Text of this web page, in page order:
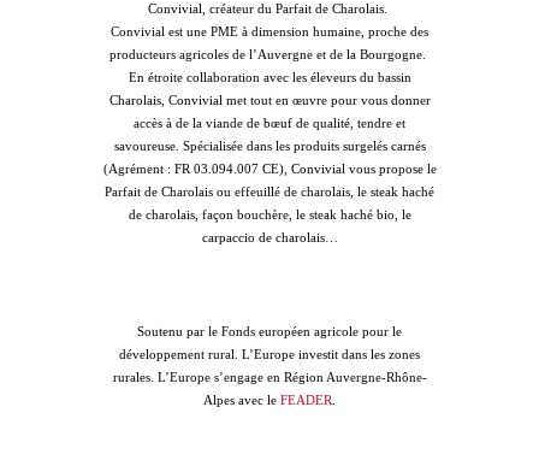
Convivial, créateur du Parfait de Charolais.
Convivial est une PME à dimension humaine, proche des
producteurs agricoles de l’Auvergne et de la Bourgogne.
En étroite collaboration avec les éleveurs du bassin
Charolais, Convivial met tout en œuvre pour vous donner
accès à de la viande de bœuf de qualité, tendre et
savoureuse. Spécialisée dans les produits surgelés carnés
(Agrément : FR 03.094.007 CE), Convivial vous propose le
Parfait de Charolais ou effeuillé de charolais, le steak haché
de charolais, façon bouchère, le steak haché bio, le
carpaccio de charolais…
Soutenu par le Fonds européen agricole pour le
développement rural. L’Europe investit dans les zones
rurales. L’Europe s’engage en Région Auvergne-Rhône-
Alpes avec le FEADER.